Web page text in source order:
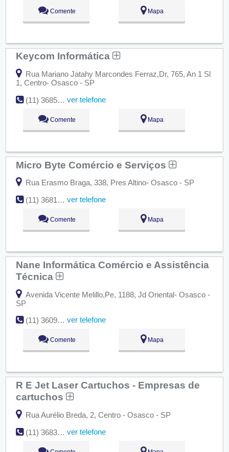
Comente Mapa
Keycom Informática
Rua Mariano Jatahy Marcondes Ferraz,Dr, 765, An 1 Sl
1, Centro- Osasco - SP
(11) 3685-4752
ver telefone
Comente Mapa
Micro Byte Comércio e Serviços
Rua Erasmo Braga, 338, Pres Altino- Osasco - SP
(11) 3681-3295
ver telefone
Comente Mapa
Nane Informática Comércio e Assistência
Técnica
Avenida Vicente Melillo,Pe, 1188, Jd Oriental- Osasco -
SP
(11) 3609-7108
ver telefone
Comente Mapa
R E Jet Laser Cartuchos - Empresas de
cartuchos
Rua Aurélio Breda, 2, Centro - Osasco - SP
(11) 3683-6250
ver telefone